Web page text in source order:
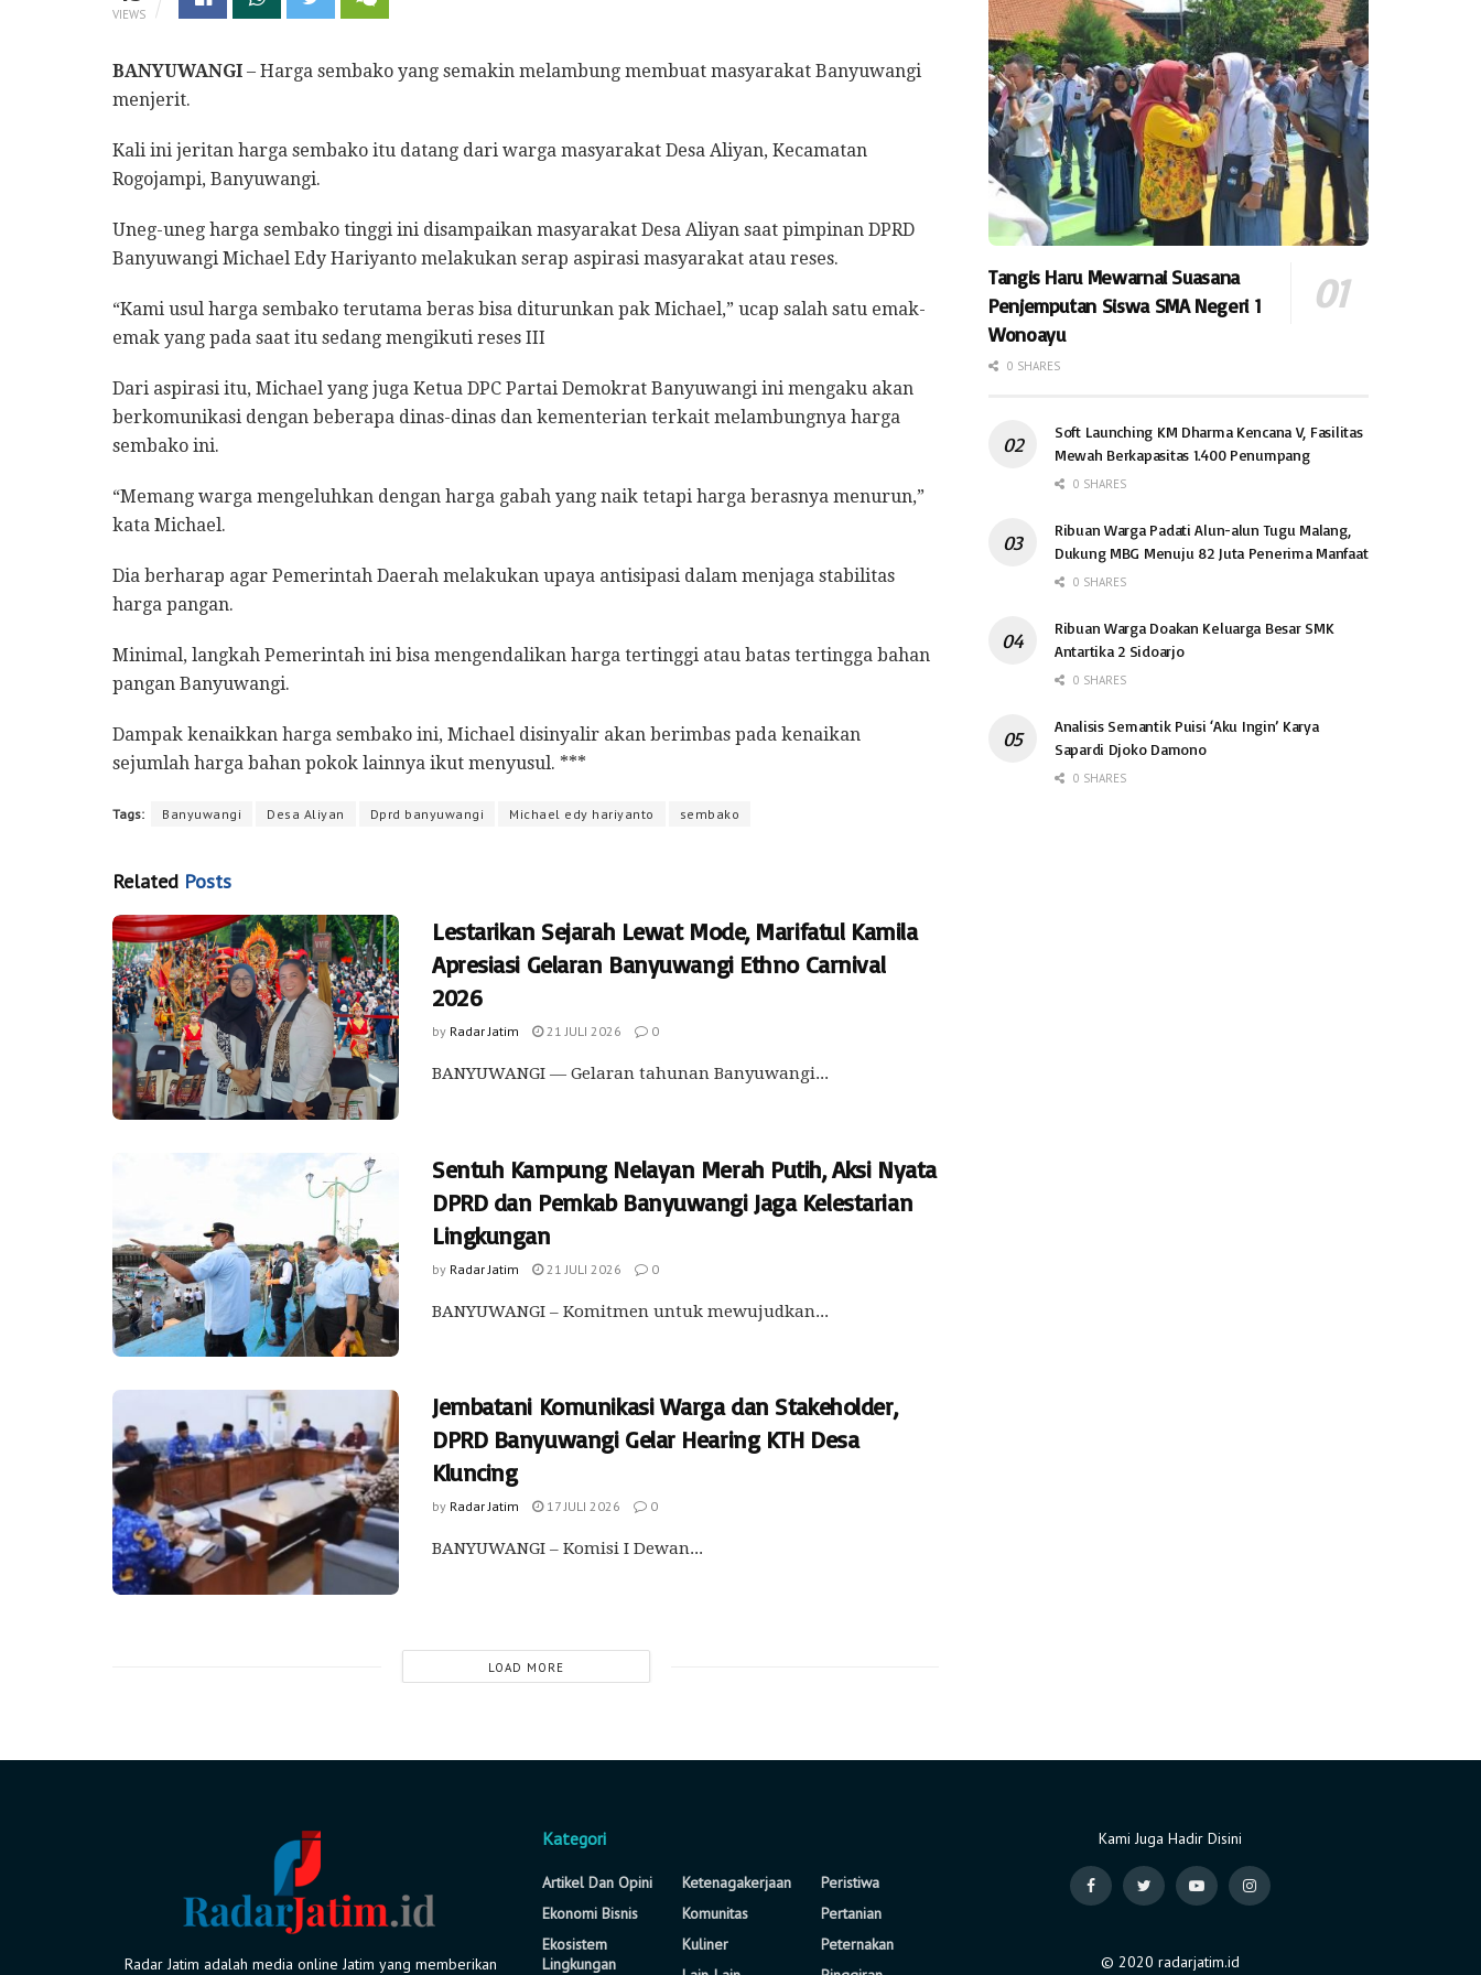
VIEWS
BANYUWANGI – Harga sembako yang semakin melambung membuat masyarakat Banyuwangi
menjerit.
Kali ini jeritan harga sembako itu datang dari warga masyarakat Desa Aliyan, Kecamatan
Rogojampi, Banyuwangi.
Uneg-uneg harga sembako tinggi ini disampaikan masyarakat Desa Aliyan saat pimpinan DPRD
Banyuwangi Michael Edy Hariyanto melakukan serap aspirasi masyarakat atau reses.
“Kami usul harga sembako terutama beras bisa diturunkan pak Michael,” ucap salah satu emak-
emak yang pada saat itu sedang mengikuti reses III
Dari aspirasi itu, Michael yang juga Ketua DPC Partai Demokrat Banyuwangi ini mengaku akan
berkomunikasi dengan beberapa dinas-dinas dan kementerian terkait melambungnya harga
sembako ini.
“Memang warga mengeluhkan dengan harga gabah yang naik tetapi harga berasnya menurun,”
kata Michael.
Dia berharap agar Pemerintah Daerah melakukan upaya antisipasi dalam menjaga stabilitas
harga pangan.
Minimal, langkah Pemerintah ini bisa mengendalikan harga tertinggi atau batas tertingga bahan
pangan Banyuwangi.
Dampak kenaikkan harga sembako ini, Michael disinyalir akan berimbas pada kenaikan
sejumlah harga bahan pokok lainnya ikut menyusul. ***
Tags: Banyuwangi Desa Aliyan Dprd banyuwangi Michael edy hariyanto sembako
Related Posts
Lestarikan Sejarah Lewat Mode, Marifatul Kamila
Apresiasi Gelaran Banyuwangi Ethno Carnival
2026
by Radar Jatim 21 JULI 2026 0
​BANYUWANGI — Gelaran tahunan Banyuwangi...
Sentuh Kampung Nelayan Merah Putih, Aksi Nyata
DPRD dan Pemkab Banyuwangi Jaga Kelestarian
Lingkungan
by Radar Jatim 21 JULI 2026 0
BANYUWANGI – Komitmen untuk mewujudkan...
Jembatani Komunikasi Warga dan Stakeholder,
DPRD Banyuwangi Gelar Hearing KTH Desa
Kluncing
by Radar Jatim 17 JULI 2026 0
BANYUWANGI – Komisi I Dewan...
LOAD MORE
Tangis Haru Mewarnai Suasana
Penjemputan Siswa SMA Negeri 1
Wonoayu
0 SHARES
Soft Launching KM Dharma Kencana V, Fasilitas
Mewah Berkapasitas 1.400 Penumpang
0 SHARES
Ribuan Warga Padati Alun-alun Tugu Malang,
Dukung MBG Menuju 82 Juta Penerima Manfaat
0 SHARES
Ribuan Warga Doakan Keluarga Besar SMK
Antartika 2 Sidoarjo
0 SHARES
Analisis Semantik Puisi ‘Aku Ingin’ Karya
Sapardi Djoko Damono
0 SHARES
Radar Jatim adalah media online Jatim yang memberikan
Kategori
Artikel Dan Opini
Ekonomi Bisnis
Ekosistem
Lingkungan
Ketenagakerjaan
Komunitas
Kuliner
Peristiwa
Pertanian
Peternakan
Kami Juga Hadir Disini
© 2020 radarjatim.id